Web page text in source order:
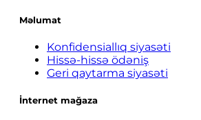
Məlumat
Konfidensiallıq siyasəti
Hissə-hissə ödəniş
Geri qaytarma siyasəti
İnternet mağaza